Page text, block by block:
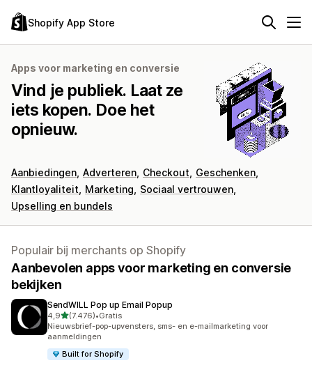
Shopify App Store
Apps voor marketing en conversie
Vind je publiek. Laat ze
iets kopen. Doe het
opnieuw.
Aanbiedingen Adverteren Checkout
Geschenken
Klantloyaliteit
Marketing
Sociaal vertrouwen
Upselling en bundels
Populair bij merchants op Shopify
Aanbevolen apps voor marketing en conversie
bekijken
SendWILL Pop up Email Popup
4,9van 5 sterren
(7.476)
7476 recensies in totaal
•Gratis
Nieuwsbrief-pop-upvensters, sms- en e-mailmarketing voor
aanmeldingen
Built for Shopify